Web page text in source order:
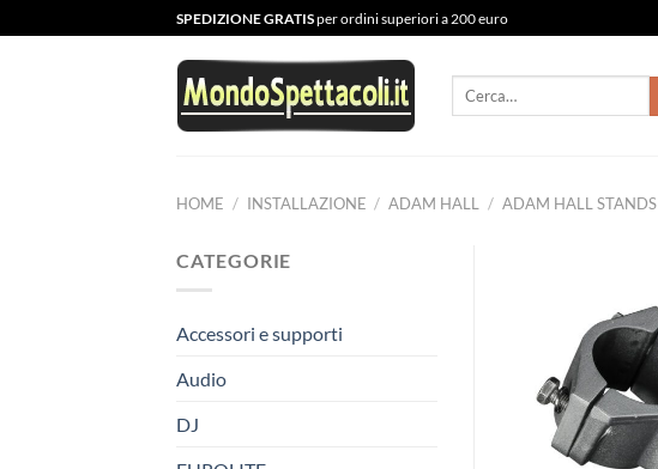
ai
SPEDIZIONE GRATISper ordini superiori a 200 euro
Cerca:
HOME / INSTALLAZIONE / ADAM HALL / ADAM HALL STANDS
CATEGORIE
Accessori e supporti
Audio
DJ